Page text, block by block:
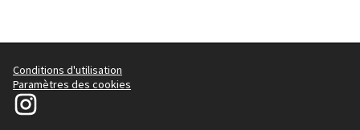
Conditions d'utilisation
Paramètres des cookies
Le14participe sur Instagram